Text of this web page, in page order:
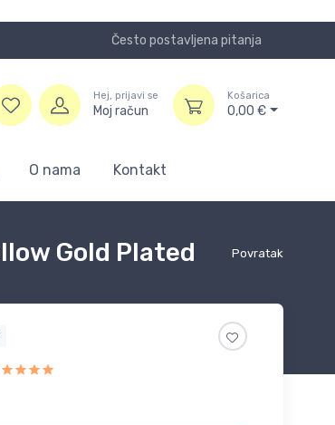
Često postavljena pitanja
Hej, prijavi se
Moj račun
Košarica
0,00 €
O nama Kontakt
Povratak
Gold Plated